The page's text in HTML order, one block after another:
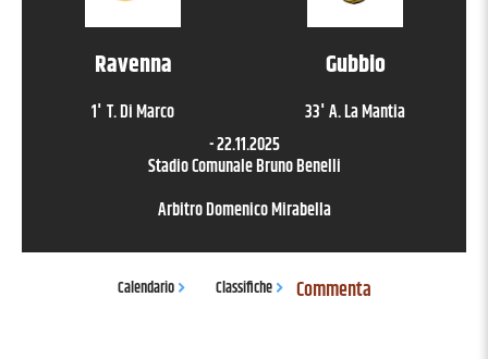
Ravenna
1' T. Di Marco
Gubbio
33' A. La Mantia
-22.11.2025
Stadio Comunale Bruno Benelli
ArbitroDomenico Mirabella
Calendario Classifiche Commenta